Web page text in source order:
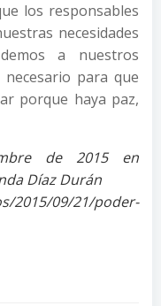
los responsables
necesidades
a nuestros
para que
porque haya paz,
de 2015 en
Díaz Durán
2015/09/21/poder-